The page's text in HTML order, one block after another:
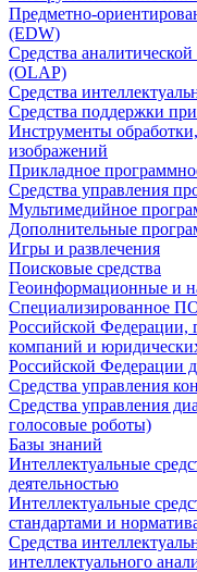
Предметно-
(EDW)
Средства
(OLAP)
Средства
Средства поддержки
Инструменты
изображений
Прикладное
Средства управления
Мультимедийное
Дополнительные
Игры и развлечения
Поисковые средства
Геоинформационные и
Специализированное
Российской Федерации,
компаний и
Российской Федерации
Средства управления
Средства управления
голосовые роботы)
Базы знаний
Интеллектуальные
деятельностью
Интеллектуальные
стандартами и
Средства
интеллектуального